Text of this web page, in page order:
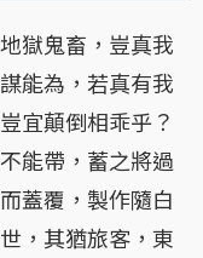
獄鬼畜，豈真我
能為，若真有我
宜顛倒相乖乎？
能帶，蓄之將過
蓋覆，製作隨白
，其猶旅客，東